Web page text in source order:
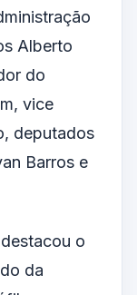
Alberto
do
vice
deputados
Barros e
o
da